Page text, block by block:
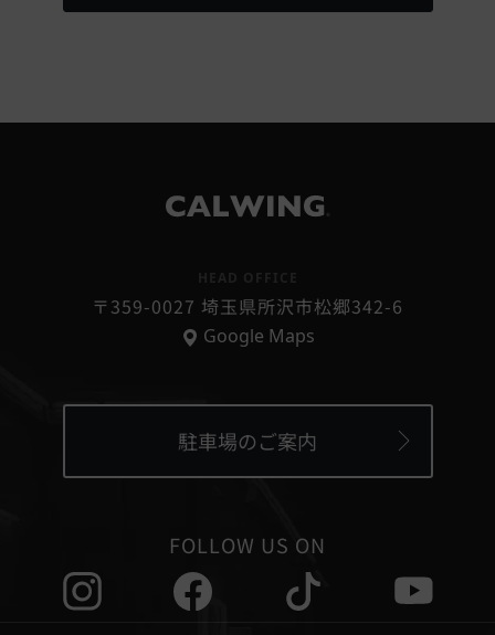
〒359-0027 埼玉県所沢市松郷342-6
Google Maps
駐車場のご案内
FOLLOW US ON